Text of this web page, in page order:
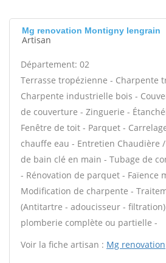
Mg renovation Montigny lengrain
Artisan
Département: 02
Terrasse tropézienne - Charpente
Charpente industrielle bois -
de couverture - Zinguerie -
Fenêtre de toit - Parquet -
chauffe eau - Entretien Chaudière
de bain clé en main - Tubage de
- Rénovation de parquet - Faïence
Modification de charpente -
(Antitartre - adoucisseur -
plomberie complète ou partielle -
Voir la fiche artisan : Mg renovation